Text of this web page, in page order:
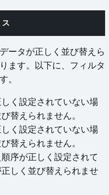
ス
ータが正しく並び替えら
ます。以下に、フィルタ
。
く設定されていない場
替えられません。
く設定されていない場
替えられません。
序が正しく設定されて
しく並び替えられませ